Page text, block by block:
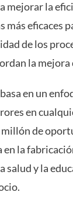
mejorar la
más eficaces
de los
la
en un
en
de
en la
salud y la